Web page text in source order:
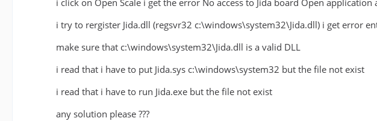
i try to rergister Jida.dll (regsvr32 c:\windows\system32\Jida.dll) i get error
make sure that c:\windows\system32\Jida.dll is a valid DLL
i read that i have to put Jida.sys c:\windows\system32 but the file not exist
i read that i have to run Jida.exe but the file not exist
any solution please ???